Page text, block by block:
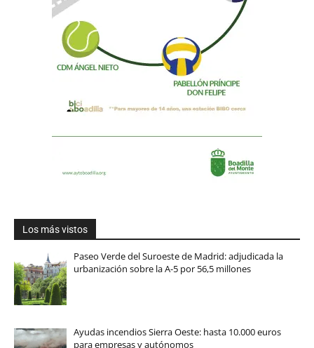
Los más vistos
Paseo Verde del Suroeste de Madrid: adjudicada la
urbanización sobre la A-5 por 56,5 millones
Ayudas incendios Sierra Oeste: hasta 10.000 euros
para empresas y autónomos